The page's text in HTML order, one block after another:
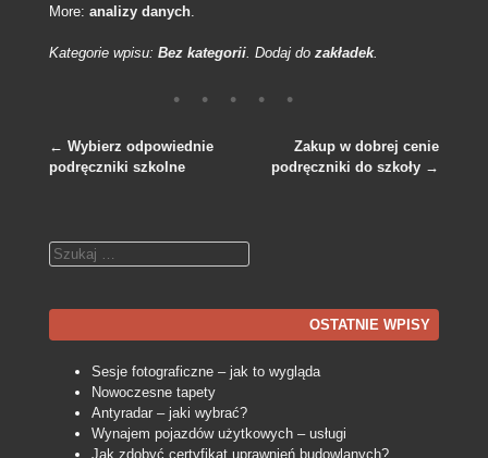
More: analizy danych.
Kategorie wpisu: Bez kategorii. Dodaj do zakładek.
← Wybierz odpowiednie
podręczniki szkolne
Zakup w dobrej cenie
podręczniki do szkoły →
Szukaj
OSTATNIE WPISY
Sesje fotograficzne – jak to wygląda
Nowoczesne tapety
Antyradar – jaki wybrać?
Wynajem pojazdów użytkowych – usługi
Jak zdobyć certyfikat uprawnień budowlanych?